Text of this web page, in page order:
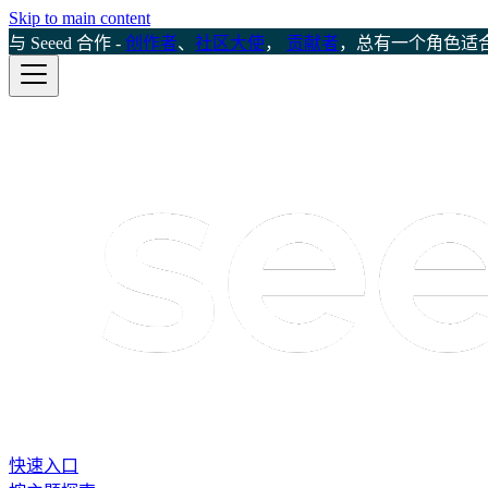
Skip to main content
与 Seeed 合作 - 创作者、 社区大使， 贡献者，总有一个角色适
快速入口